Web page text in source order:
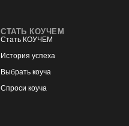
СТАТЬ КОУЧЕМ
Стать КОУЧЕМ
История успеха
Выбрать коуча
Спроси коуча